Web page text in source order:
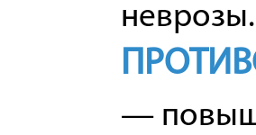
неврозы.
—